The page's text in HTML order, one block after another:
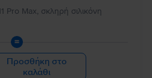
Pro Max, σκληρή σιλικόνη
=
Προσθήκη στο
καλάθι